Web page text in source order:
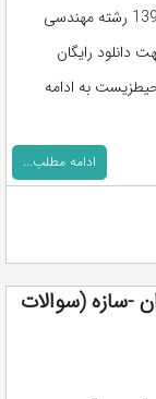
دفترچه سوالات و پاسخ کلیدی آزمون دکتری سال 1398 رشته مهندسی
رایگان
عمران – محیطزیست به ادامه
ادامه مطلب...
عمران -سازه (سوالات